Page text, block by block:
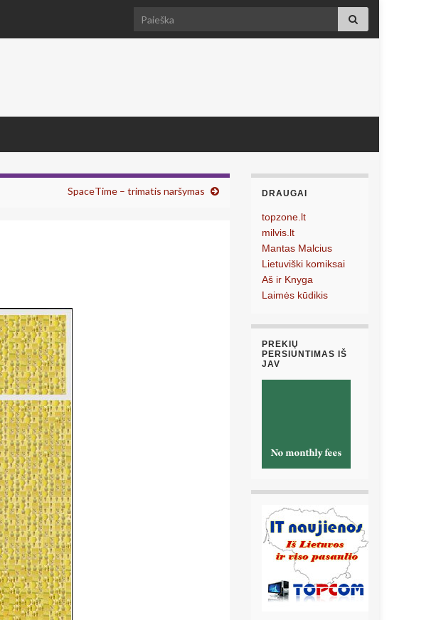
Search for:
SpaceTime – trimatis naršymas DRAUGAI
topzone.lt
milvis.lt
Mantas Malcius
Lietuviški komiksai
Aš ir Knyga
Laimės kūdikis
PREKIŲ
PERSIUNTIMAS IŠ
JAV